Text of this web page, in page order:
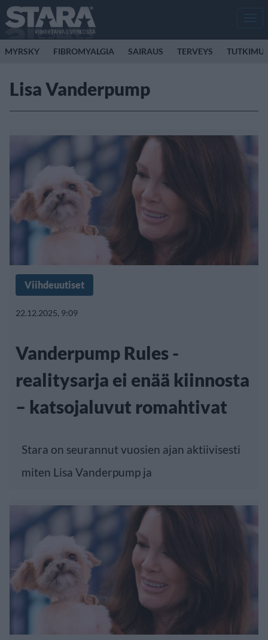
MYRSKY FIBROMYALGIA SAIRAUS TERVEYS
Lisa Vanderpump
Viihdeuutiset
22.12.2025, 9:09
Vanderpump Rules -
realitysarja ei enää kiinnosta
– katsojaluvut romahtivat
Stara on seurannut vuosien ajan aktiivisesti
miten Lisa Vanderpump ja